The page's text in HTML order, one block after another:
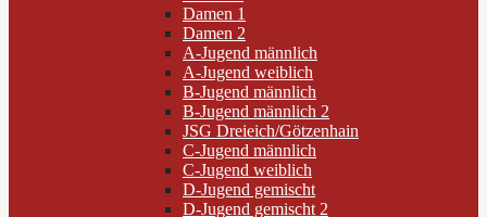
Damen 1
Damen 2
A-Jugend männlich
A-Jugend weiblich
B-Jugend männlich
B-Jugend männlich 2
JSG Dreieich/Götzenhain
C-Jugend männlich
C-Jugend weiblich
D-Jugend gemischt
D-Jugend gemischt 2